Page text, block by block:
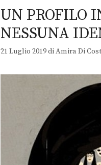
UN PROFILO
NESSUNA
21 Luglio 2019diAmira Di